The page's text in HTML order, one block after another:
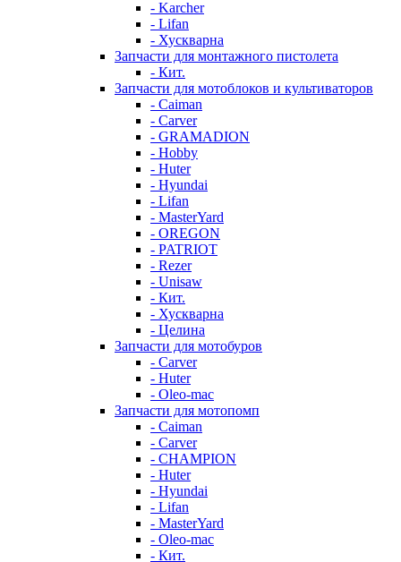
- Karcher
- Lifan
- Хускварна
Запчасти для монтажного пистолета
- Кит.
Запчасти для мотоблоков и культиваторов
- Caiman
- Carver
- GRAMADION
- Hobby
- Huter
- Hyundai
- Lifan
- MasterYard
- OREGON
- PATRIOT
- Rezer
- Unisaw
- Кит.
- Хускварна
- Целина
Запчасти для мотобуров
- Carver
- Huter
- Oleo-mac
Запчасти для мотопомп
- Caiman
- Carver
- CHAMPION
- Huter
- Hyundai
- Lifan
- MasterYard
- Oleo-mac
- Кит.